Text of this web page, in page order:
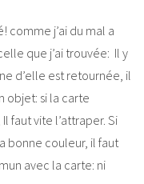
comme j’ai du mal a
que j’ai trouvée: Il y
d’elle est retournée, il
objet: si la carte
faut vite l’attraper. Si
bonne couleur, il faut
avec la carte: ni